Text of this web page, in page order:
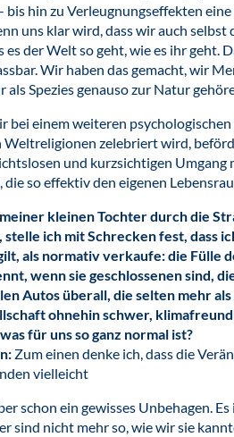
bis hin zu Verleugnungseffekten
uns klar wird, dass wir auch
es der Welt so geht, wie es ihr geht.
Wir haben das gemacht, wir
als Spezies genauso zur Natur
bei einem weiteren
Weltreligionen zelebriert wird,
und kurzsichtigen Umgang
die so effektiv den eigenen
kleinen Tochter durch die
ich mit Schrecken fest, dass
als normativ verkaufe: die Fülle
wenn sie geschlossenen sind,
Autos überall, die selten mehr
ohnehin schwer,
für uns so ganz normal ist?
Zum einen denke ich, dass die
vielleicht
schon ein gewisses Unbehagen.
sind nicht mehr so, wie wir sie